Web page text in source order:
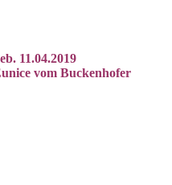
11.04.2019
vom Buckenhofer